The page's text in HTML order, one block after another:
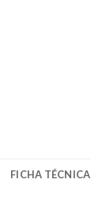
FICHA TÉCNICA